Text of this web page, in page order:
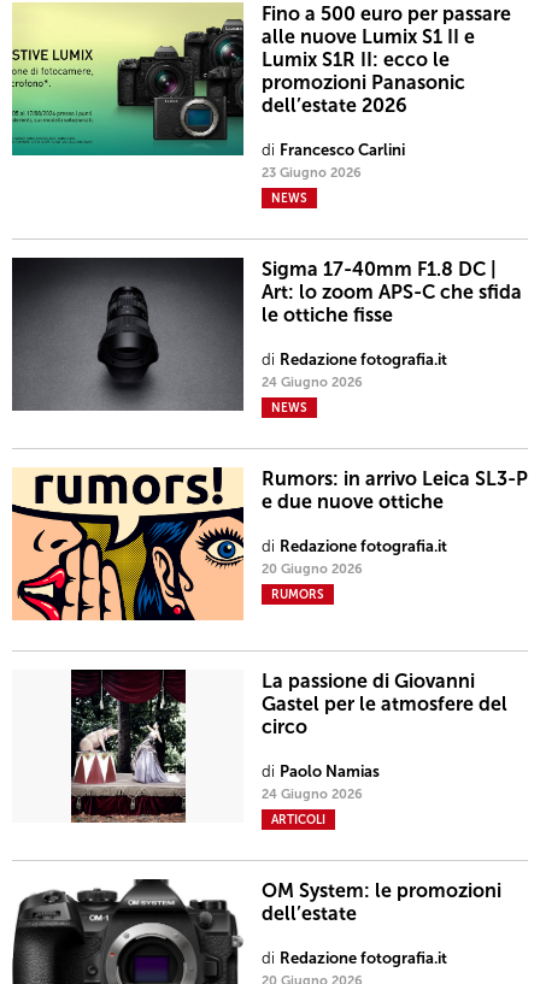
Fino a 500 euro per passare
alle nuove Lumix S1 II e
Lumix S1R II: ecco le
promozioni Panasonic
dell’estate 2026
di Francesco Carlini
23 Giugno 2026
NEWS
Sigma 17-40mm F1.8 DC |
Art: lo zoom APS-C che sfida
le ottiche fisse
di Redazione fotografia.it
24 Giugno 2026
NEWS
Rumors: in arrivo Leica SL3-P
e due nuove ottiche
di Redazione fotografia.it
20 Giugno 2026
RUMORS
La passione di Giovanni
Gastel per le atmosfere del
circo
di Paolo Namias
24 Giugno 2026
ARTICOLI
OM System: le promozioni
dell’estate
di Redazione fotografia.it
20 Giugno 2026